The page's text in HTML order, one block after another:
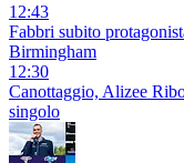
12:43
Fabbri subito
Birmingham
12:30
Canottaggio, Alizee
singolo